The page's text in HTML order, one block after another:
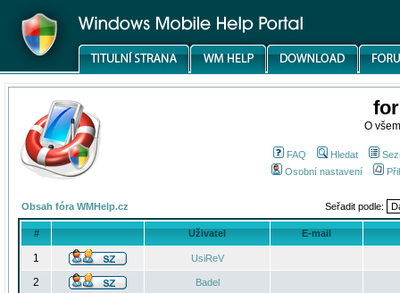
O
FAQ Hledat
Osobní nastavení
Obsah fóra WMHelp.cz Seřadit podle:
# Uživatel E-mail
1 UsiReV
2 Badel